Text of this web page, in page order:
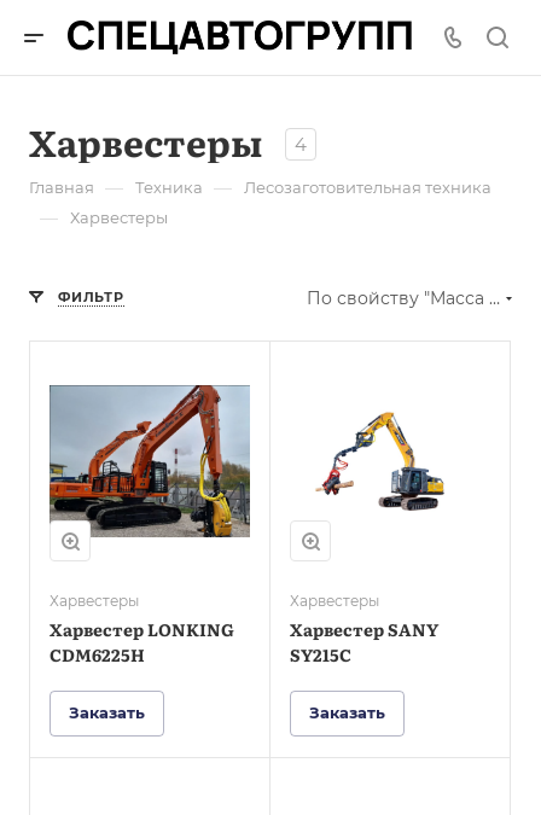
Харвестеры 4
Главная — Техника — Лесозаготовительная техника
— Харвестеры
ФИЛЬТР По свойству "Масса эксплуатационная, кг" (возрастание)
Харвестеры
Харвестер LONKING
CDM6225H
Заказать
эксплуатационная,
21900
Мощность
двигателя, л.с.
160,4
2980
Харвестеры
Харвестер SANY
SY215C
Заказать